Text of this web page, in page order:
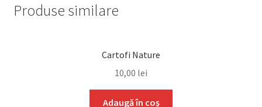
Produse similare
Cartofi Nature
10,00 lei
Adaugă în coș